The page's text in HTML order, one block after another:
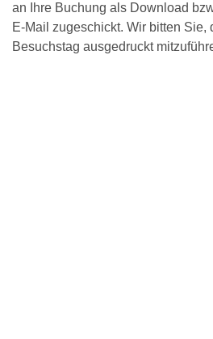
an Ihre Buchung als Download
E-Mail zugeschickt. Wir bitten Sie,
Besuchstag ausgedruckt